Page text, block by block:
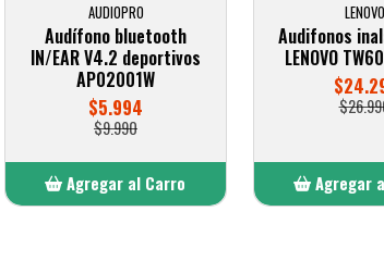
AUDIOPRO
Audífono bluetooth
IN/EAR V4.2 deportivos
AP02001W
$5.994
$9.990
Agregar al Carro
LENOVO
Audifonos
LENOVO
Agregar